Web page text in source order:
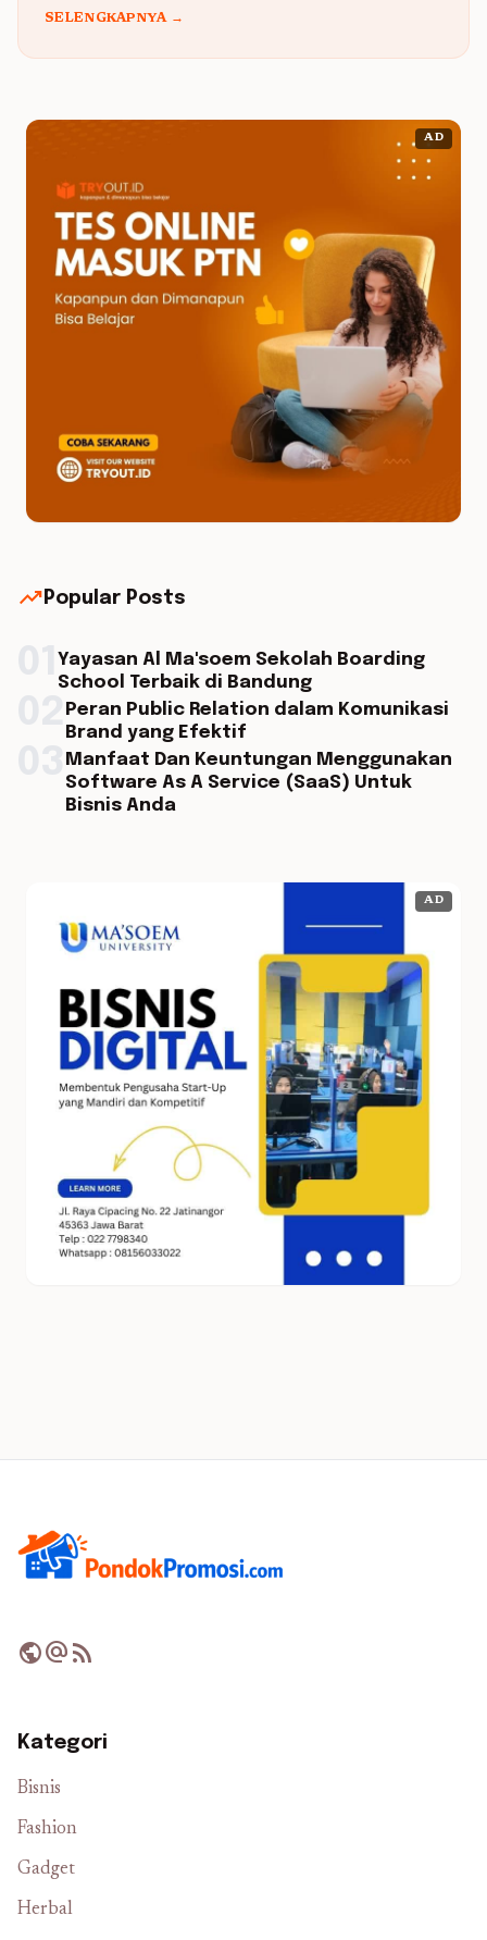
SELENGKAPNYA →
AD
trending_up Popular Posts
Yayasan Al Ma'soem Sekolah Boarding
School Terbaik di Bandung
Peran Public Relation dalam Komunikasi
Brand yang Efektif
Manfaat Dan Keuntungan Menggunakan
Software As A Service (SaaS) Untuk
Bisnis Anda
AD
publicalternate_emailrss_feed
Kategori
Bisnis
Fashion
Gadget
Herbal